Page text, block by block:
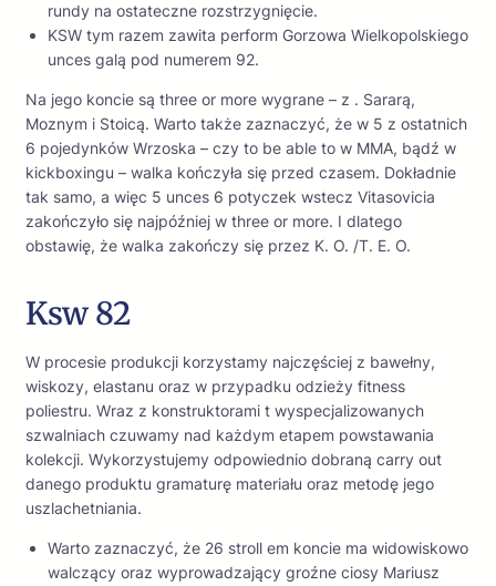
rundy na ostateczne rozstrzygnięcie.
KSW tym razem zawita perform Gorzowa Wielkopolskiego
unces galą pod numerem 92.
Na jego koncie są three or more wygrane – z . Sararą,
Moznym i Stoicą. Warto także zaznaczyć, że w 5 z ostatnich
6 pojedynków Wrzoska – czy to be able to w MMA, bądź w
kickboxingu – walka kończyła się przed czasem. Dokładnie
tak samo, a więc 5 unces 6 potyczek wstecz Vitasovicia
zakończyło się najpóźniej w three or more. I dlatego
obstawię, że walka zakończy się przez K. O. /T. E. O.
Ksw 82
W procesie produkcji korzystamy najczęściej z bawełny,
wiskozy, elastanu oraz w przypadku odzieży fitness
poliestru. Wraz z konstruktorami t wyspecjalizowanych
szwalniach czuwamy nad każdym etapem powstawania
kolekcji. Wykorzystujemy odpowiednio dobraną carry out
danego produktu gramaturę materiału oraz metodę jego
uszlachetniania.
Warto zaznaczyć, że 26 stroll em koncie ma widowiskowo
walczący oraz wyprowadzający groźne ciosy Mariusz